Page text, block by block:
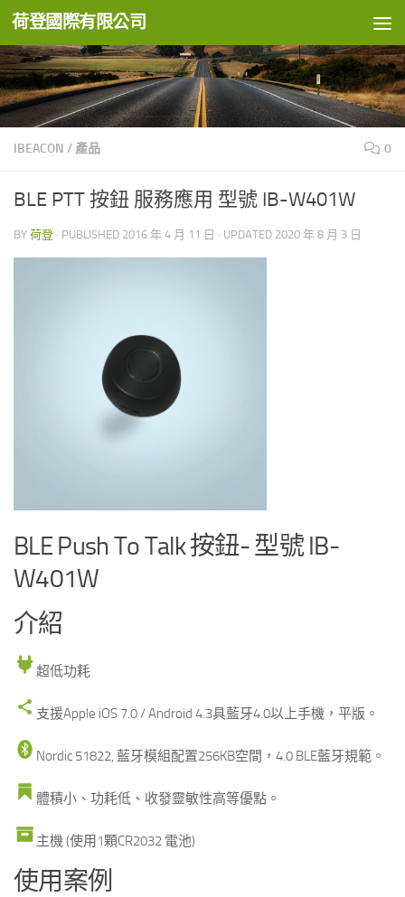
Skip to content
荷登國際有限公司
IBEACON / 產品 0
BLE PTT 按鈕 服務應用 型號 IB-W401W
BY 荷登 · PUBLISHED 2016 年 4 月 11 日 · UPDATED 2020 年 8 月 3 日
BLE Push To Talk 按鈕- 型號 IB-
W401W
介紹
超低功耗
支援Apple iOS 7.0 / Android 4.3具藍牙4.0以上手機，平版。
Nordic 51822, 藍牙模組配置256KB空間，4.0 BLE藍牙規範。
體積小、功耗低、收發靈敏性高等優點。
主機 (使用1顆CR2032 電池)
使用案例